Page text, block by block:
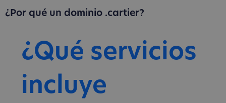
¿Por qué un dominio .cartier?
¿Qué servicios
incluye